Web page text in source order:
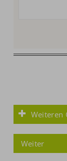
Weiteren
Weiter